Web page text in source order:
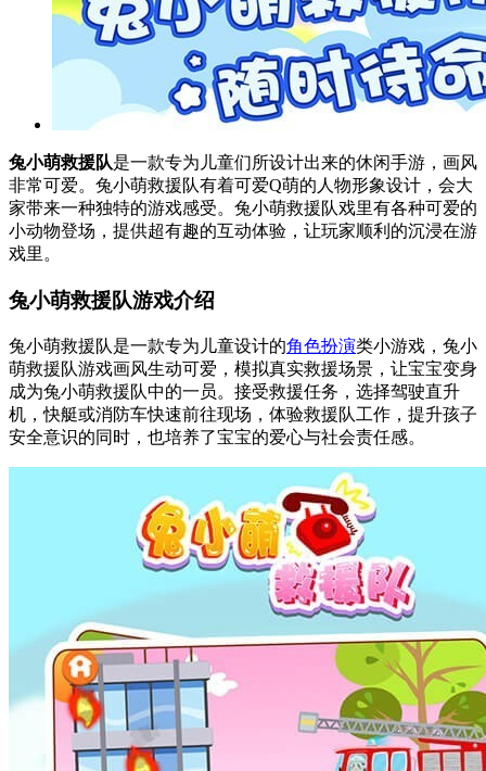
兔小萌救援队是一款专为儿童们所设计出来的休闲手游，画风
非常可爱。兔小萌救援队有着可爱Q萌的人物形象设计，会大
家带来一种独特的游戏感受。兔小萌救援队戏里有各种可爱的
小动物登场，提供超有趣的互动体验，让玩家顺利的沉浸在游
戏里。
兔小萌救援队游戏介绍
兔小萌救援队是一款专为儿童设计的角色扮演类小游戏，兔小
萌救援队游戏画风生动可爱，模拟真实救援场景，让宝宝变身
成为兔小萌救援队中的一员。接受救援任务，选择驾驶直升
机，快艇或消防车快速前往现场，体验救援队工作，提升孩子
安全意识的同时，也培养了宝宝的爱心与社会责任感。